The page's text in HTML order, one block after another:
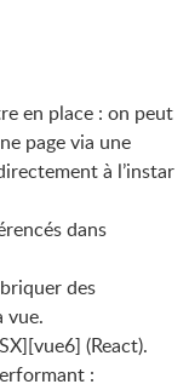
en place : on peut
page via une
à l’instar
dans
des
vue.
(React).
: